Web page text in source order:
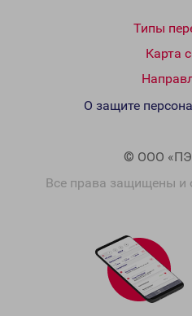
Типы
Карта
© ООО
Все права защищены и
О защите